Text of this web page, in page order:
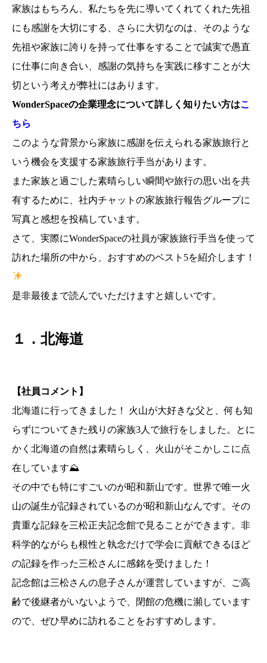
家族はもちろん、私たちを先に導いてくれてくれた先祖
にも感謝を大切にする、さらに大切なのは、そのような
先祖や家族に誇りを持って仕事をすることで誠実で愚直
に仕事に向き合い、感謝の気持ちを実践に移すことが大
切という考えが弊社にはあります。
WonderSpaceの企業理念について詳しく知りたい方はこ
ちら
このような背景から家族に感謝を伝えられる家族旅行と
いう機会を支援する家族旅行手当があります。
また家族と過ごした素晴らしい瞬間や旅行の思い出を共
有するために、社内チャットの家族旅行報告グループに
写真と感想を投稿しています。
さて、実際にWonderSpaceの社員が家族旅行手当を使って
訪れた場所の中から、おすすめのベスト5を紹介します！
是非最後まで読んでいただけますと嬉しいです。
１．北海道
【社員コメント】
北海道に行ってきました！ 火山が大好きな父と、何も知
らずについてきた残りの家族3人で旅行をしました。とに
かく北海道の自然は素晴らしく、火山がそこかしこに点
在しています⛰
その中でも特にすごいのが昭和新山です。世界で唯一火
山の誕生が記録されているのが昭和新山なんです。その
貴重な記録を三松正夫記念館で見ることができます。非
科学的ながらも根性と執念だけで学会に貢献できるほど
の記録を作った三松さんに感銘を受けました！
記念館は三松さんの息子さんが運営していますが、ご高
齢で後継者がいないようで、閉館の危機に瀕しています
ので、ぜひ早めに訪れることをおすすめします。